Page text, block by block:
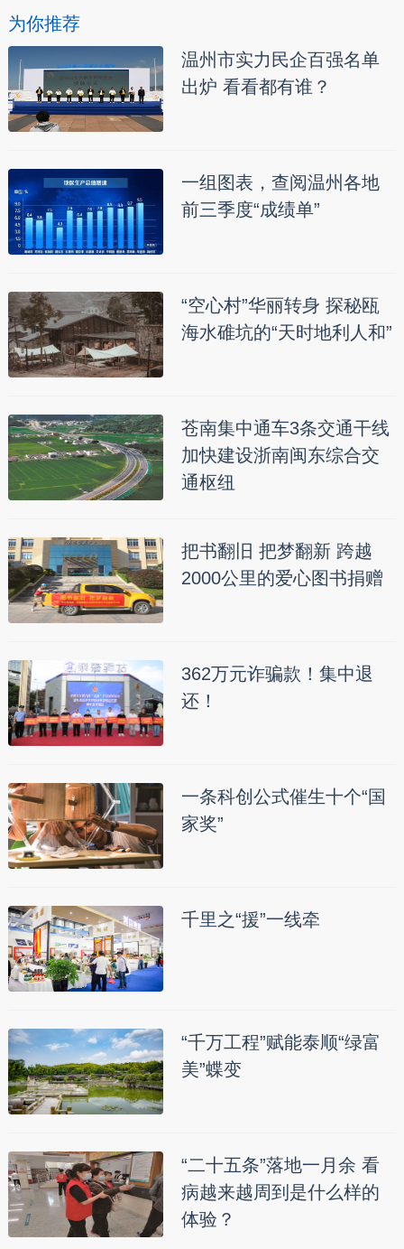
为你推荐
温州市实力民企百强名单
出炉 看看都有谁？
一组图表，查阅温州各地
前三季度“成绩单”
“空心村”华丽转身 探秘瓯
海水碓坑的“天时地利人和”
苍南集中通车3条交通干线
加快建设浙南闽东综合交
通枢纽
把书翻旧 把梦翻新 跨越
2000公里的爱心图书捐赠
362万元诈骗款！集中退
还！
一条科创公式催生十个“国
家奖”
千里之“援”一线牵
“千万工程”赋能泰顺“绿富
美”蝶变
“二十五条”落地一月余 看
病越来越周到是什么样的
体验？